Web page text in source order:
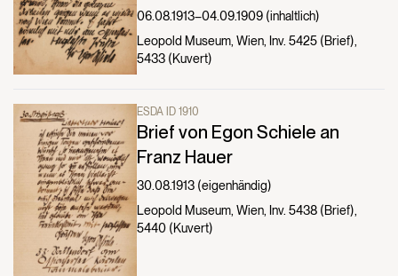
06.08.1913–04.09.1909 (inhaltlich)
Leopold Museum, Wien, Inv. 5425 (Brief),
5433 (Kuvert)
ESDA ID 1910
Brief von Egon Schiele an
Franz Hauer
30.08.1913 (eigenhändig)
Leopold Museum, Wien, Inv. 5438 (Brief),
5440 (Kuvert)